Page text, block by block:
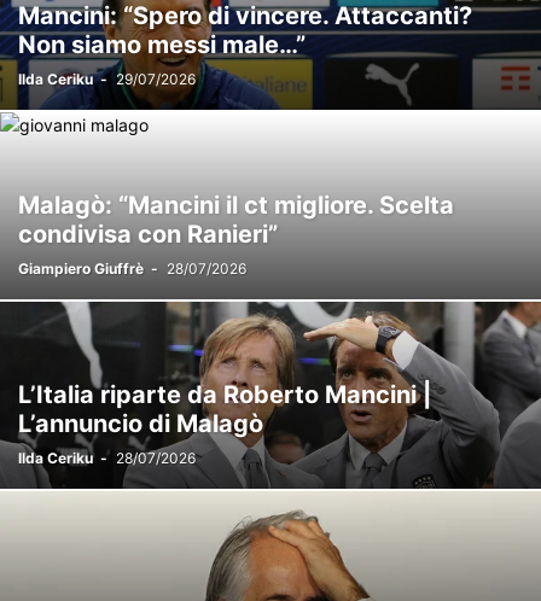
Mancini: “Spero di vincere. Attaccanti?
Non siamo messi male…”
Ilda Ceriku - 29/07/2026
Malagò: “Mancini il ct migliore. Scelta
condivisa con Ranieri”
Giampiero Giuffrè - 28/07/2026
L’Italia riparte da Roberto Mancini |
L’annuncio di Malagò
Ilda Ceriku - 28/07/2026